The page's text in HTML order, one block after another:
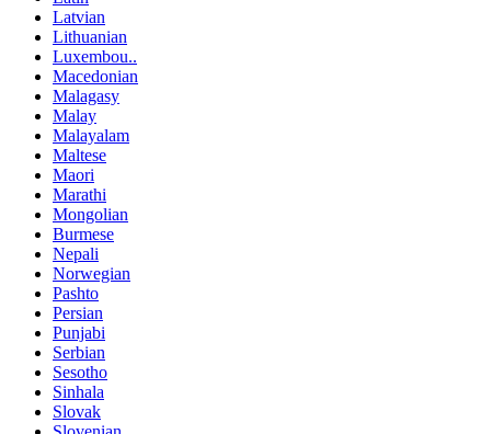
Latvian
Lithuanian
Luxembou..
Macedonian
Malagasy
Malay
Malayalam
Maltese
Maori
Marathi
Mongolian
Burmese
Nepali
Norwegian
Pashto
Persian
Punjabi
Serbian
Sesotho
Sinhala
Slovak